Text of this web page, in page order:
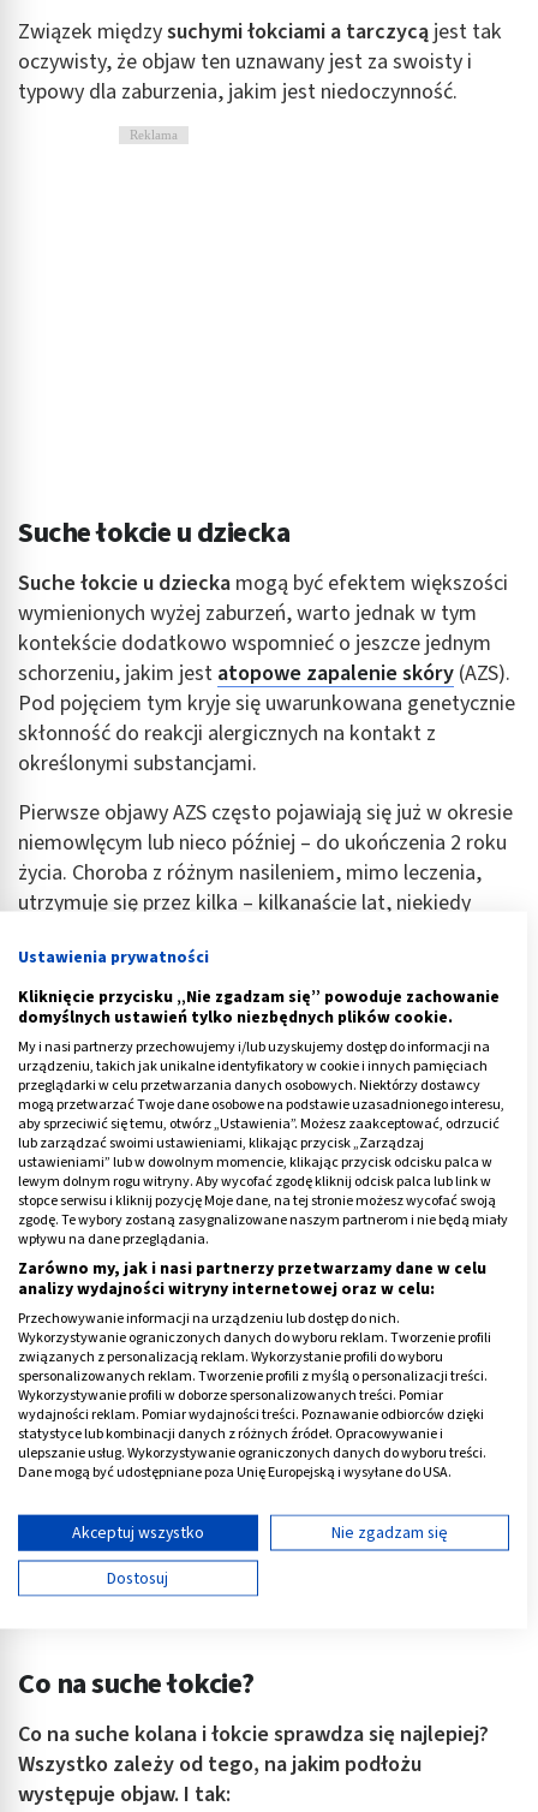
Związek międzysuchymi łokciami a tarczycą jest tak
oczywisty, że objaw ten uznawany jest za swoisty i
typowy dla zaburzenia, jakim jest niedoczynność.
Reklama
Suche łokcie u dziecka
Suche łokcie u dziecka mogą być efektem większości
wymienionych wyżej zaburzeń, warto jednak w tym
kontekście dodatkowo wspomnieć o jeszcze jednym
schorzeniu, jakim jest atopowe zapalenie skóry (AZS).
Pod pojęciem tym kryje się uwarunkowana genetycznie
skłonność do reakcji alergicznych na kontakt z
określonymi substancjami.
Pierwsze objawy AZS często pojawiają się już w okresie
niemowlęcym lub nieco później – do ukończenia 2 roku
życia. Choroba z różnym nasileniem, mimo leczenia,
utrzymuje się przez kilka – kilkanaście lat, niekiedy
Charakterystyczne dla niej są:
sucha skóra na łokciach i kolanach u dziecka
starszego, a u niemowląt – głównie na buzi
Silne łuszczenie i towarzyszący temu świąd o dużym
natężeniu, prowokujący chęć drapania skóry.
Atopowe zapalenie skóryjest chorobą wymagającą
codziennej pielęgnacji i leczenia farmakologicznego w
okresach zaostrzenia.
Reklama
Co na suche łokcie?
Co na suche kolana i łokcie sprawdza się najlepiej?
Wszystko zależy od tego, na jakim podłożu
występuje objaw. I tak:
Ustawienia prywatności
Kliknięcie przycisku „Nie zgadzam się” powoduje zachowanie
domyślnych ustawień tylko niezbędnych plików cookie.
My i nasi partnerzy przechowujemy i/lub uzyskujemy dostęp do informacji na
urządzeniu, takich jak unikalne identyfikatory w cookie i innych pamięciach
przeglądarki w celu przetwarzania danych osobowych. Niektórzy dostawcy
mogą przetwarzać Twoje dane osobowe na podstawie uzasadnionego interesu,
aby sprzeciwić się temu, otwórz „Ustawienia”. Możesz zaakceptować, odrzucić
lub zarządzać swoimi ustawieniami, klikając przycisk „Zarządzaj
ustawieniami” lub w dowolnym momencie, klikając przycisk odcisku palca w
lewym dolnym rogu witryny. Aby wycofać zgodę kliknij odcisk palca lub link w
stopce serwisu i kliknij pozycję Moje dane, na tej stronie możesz wycofać swoją
zgodę. Te wybory zostaną zasygnalizowane naszym partnerom i nie będą miały
wpływu na dane przeglądania.
Zarówno my, jak i nasi partnerzy przetwarzamy dane w celu
analizy wydajności witryny internetowej oraz w celu:
Przechowywanie informacji na urządzeniu lub dostęp do nich.
Wykorzystywanie ograniczonych danych do wyboru reklam. Tworzenie profili
związanych z personalizacją reklam. Wykorzystanie profili do wyboru
spersonalizowanych reklam. Tworzenie profili z myślą o personalizacji treści.
Wykorzystywanie profili w doborze spersonalizowanych treści. Pomiar
wydajności reklam. Pomiar wydajności treści. Poznawanie odbiorców dzięki
statystyce lub kombinacji danych z różnych źródeł. Opracowywanie i
ulepszanie usług. Wykorzystywanie ograniczonych danych do wyboru treści.
Dane mogą być udostępniane poza Unię Europejską i wysyłane do USA.
Wyświetl listę partnerów (11 dostawców IAB)
Używamy Twoich danych w następujących celach:
Cele przetwarzania IAB:
Wykorzystywanie ograniczonych danych do
Tworzenie profili w celu spersonalizowanych
reklam
Akceptuj wszystko
Nie zgadzam się
Dostosuj